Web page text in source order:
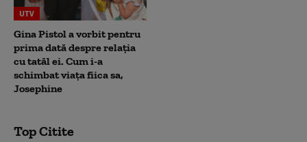
UTV
Gina Pistol a vorbit pentru
prima dată despre relația
cu tatăl ei. Cum i-a
schimbat viața fiica sa,
Josephine
Top Citite